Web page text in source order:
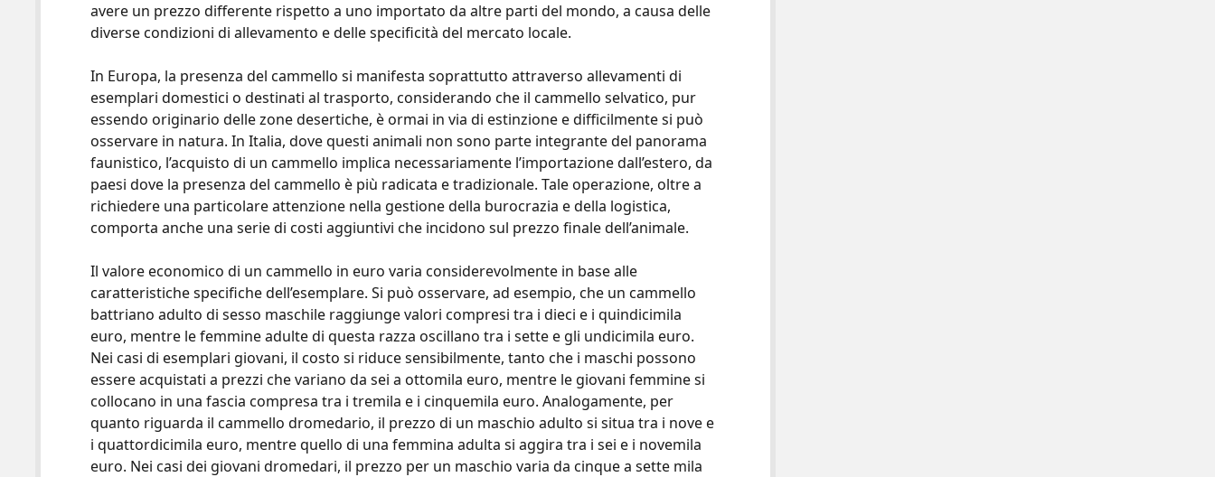
avere un prezzo differente rispetto a uno importato da altre parti del mondo, a causa delle
diverse condizioni di allevamento e delle specificità del mercato locale.
In Europa, la presenza del cammello si manifesta soprattutto attraverso allevamenti di
esemplari domestici o destinati al trasporto, considerando che il cammello selvatico, pur
essendo originario delle zone desertiche, è ormai in via di estinzione e difficilmente si può
osservare in natura. In Italia, dove questi animali non sono parte integrante del panorama
faunistico, l’acquisto di un cammello implica necessariamente l’importazione dall’estero, da
paesi dove la presenza del cammello è più radicata e tradizionale. Tale operazione, oltre a
richiedere una particolare attenzione nella gestione della burocrazia e della logistica,
comporta anche una serie di costi aggiuntivi che incidono sul prezzo finale dell’animale.
Il valore economico di un cammello in euro varia considerevolmente in base alle
caratteristiche specifiche dell’esemplare. Si può osservare, ad esempio, che un cammello
battriano adulto di sesso maschile raggiunge valori compresi tra i dieci e i quindicimila
euro, mentre le femmine adulte di questa razza oscillano tra i sette e gli undicimila euro.
Nei casi di esemplari giovani, il costo si riduce sensibilmente, tanto che i maschi possono
essere acquistati a prezzi che variano da sei a ottomila euro, mentre le giovani femmine si
collocano in una fascia compresa tra i tremila e i cinquemila euro. Analogamente, per
quanto riguarda il cammello dromedario, il prezzo di un maschio adulto si situa tra i nove e
i quattordicimila euro, mentre quello di una femmina adulta si aggira tra i sei e i novemila
euro. Nei casi dei giovani dromedari, il prezzo per un maschio varia da cinque a sette mila